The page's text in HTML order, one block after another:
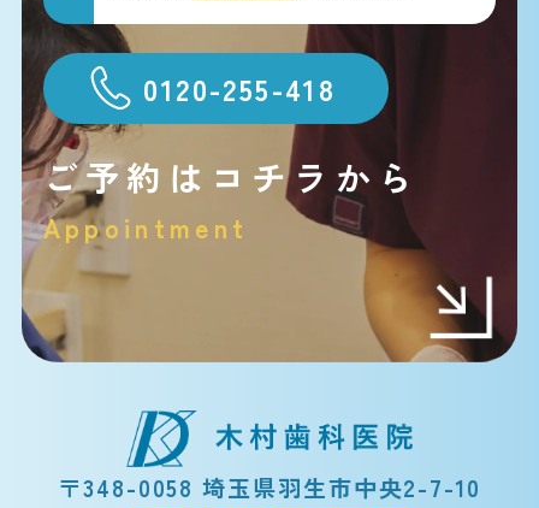
0120-255-418
ご予約はコチラから
Appointment
〒348-0058 埼玉県羽生市中央2-7-10